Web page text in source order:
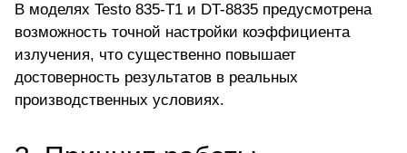
В моделях Testo 835-T1 и DT-8835 предусмотрена
возможность точной настройки коэффициента
излучения, что существенно повышает
достоверность результатов в реальных
производственных условиях.